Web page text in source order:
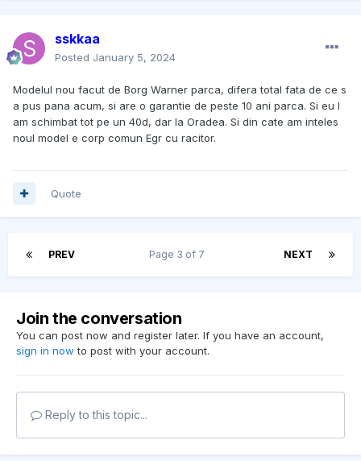
sskkaa
Posted January 5, 2024
Modelul nou facut de Borg Warner parca, difera total fata de ce s
a pus pana acum, si are o garantie de peste 10 ani parca. Si eu l
am schimbat tot pe un 40d, dar la Oradea. Si din cate am inteles
noul model e corp comun Egr cu racitor.
Quote
PREV NEXT
Page 3 of 7
Join the conversation
You can post now and register later. If you have an account,
sign in now to post with your account.
Reply to this topic...